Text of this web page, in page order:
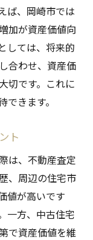
ば、岡崎市では
加が資産価値向
しては、将来的
合わせ、資産価
切です。これに
きます。
ト
は、不動産査定
、周辺の住宅市
値が高いです
一方、中古住宅
で資産価値を維